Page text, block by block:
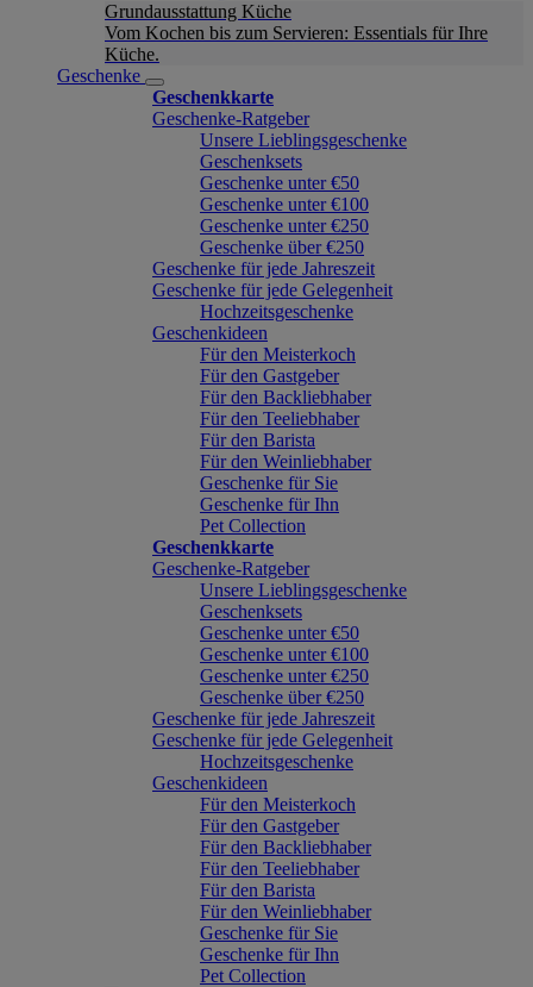
Grundausstattung Küche
Vom Kochen bis zum Servieren: Essentials für Ihre
Küche.
Geschenke
Geschenkkarte
Geschenke-Ratgeber
Unsere Lieblingsgeschenke
Geschenksets
Geschenke unter €50
Geschenke unter €100
Geschenke unter €250
Geschenke über €250
Geschenke für jede Jahreszeit
Geschenke für jede Gelegenheit
Hochzeitsgeschenke
Geschenkideen
Für den Meisterkoch
Für den Gastgeber
Für den Backliebhaber
Für den Teeliebhaber
Für den Barista
Für den Weinliebhaber
Geschenke für Sie
Geschenke für Ihn
Pet Collection
Geschenkkarte
Geschenke-Ratgeber
Unsere Lieblingsgeschenke
Geschenksets
Geschenke unter €50
Geschenke unter €100
Geschenke unter €250
Geschenke über €250
Geschenke für jede Jahreszeit
Geschenke für jede Gelegenheit
Hochzeitsgeschenke
Geschenkideen
Für den Meisterkoch
Für den Gastgeber
Für den Backliebhaber
Für den Teeliebhaber
Für den Barista
Für den Weinliebhaber
Geschenke für Sie
Geschenke für Ihn
Pet Collection